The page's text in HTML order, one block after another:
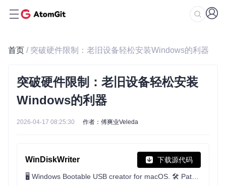
首页 / 突破硬件限制：老旧设备轻松安装Windows的利器
突破硬件限制：老旧设备轻松安装
Windows的利器
2026-04-17 08:25:30 作者：傅爽业Veleda
WinDiskWriter 下载源代码